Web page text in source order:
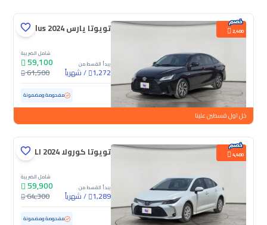
2,400 تويوتا يارس Y Plus 2024
يبدأ القسط من
1,272
/شهرياً
شامل الضريبة
59,100
61,500
مستعملة 15,992 كم ممشى قليل مفحوصة ومضمونة
خل اول قسطين علينا
4,400 تويوتا كورولا XLI 2024
يبدأ القسط من
1,289
/شهرياً
شامل الضريبة
59,900
64,300
مستعملة 18,936 كم ممشى قليل مفحوصة ومضمونة